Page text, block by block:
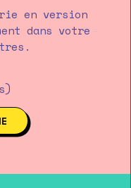
en version
dans votre